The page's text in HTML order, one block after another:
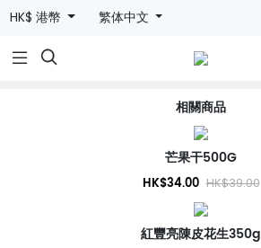
HK$ 港幣 繁体中文

相關商品
芒果干500G
HK$34.00 HK$39.00
紅豐亮陳皮花生350g